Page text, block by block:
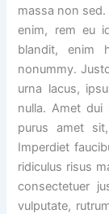
massa non
enim, rem eu
blandit, enim
nonummy.
urna lacus,
nulla. Amet dui
purus amet
Imperdiet
ridiculus risus
consectetuer
vulputate,